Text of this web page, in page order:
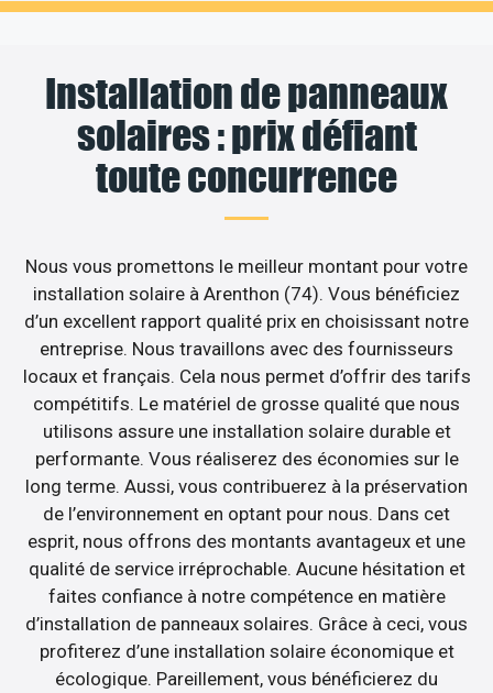
Installation de panneaux
solaires : prix défiant
toute concurrence
Nous vous promettons le meilleur montant pour votre
installation solaire à Arenthon (74). Vous bénéficiez
d’un excellent rapport qualité prix en choisissant notre
entreprise. Nous travaillons avec des fournisseurs
locaux et français. Cela nous permet d’offrir des tarifs
compétitifs. Le matériel de grosse qualité que nous
utilisons assure une installation solaire durable et
performante. Vous réaliserez des économies sur le
long terme. Aussi, vous contribuerez à la préservation
de l’environnement en optant pour nous. Dans cet
esprit, nous offrons des montants avantageux et une
qualité de service irréprochable. Aucune hésitation et
faites confiance à notre compétence en matière
d’installation de panneaux solaires. Grâce à ceci, vous
profiterez d’une installation solaire économique et
écologique. Pareillement, vous bénéficierez du